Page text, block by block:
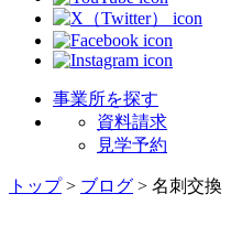
事業所を探す
資料請求
見学予約
トップ> ブログ > 名刺交換